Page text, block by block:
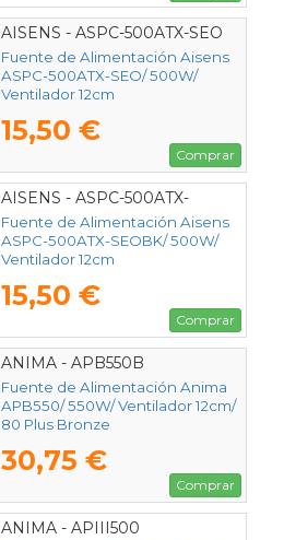
AISENS - ASPC-500ATX-SEO
Fuente de Alimentación Aisens
ASPC-500ATX-SEO/ 500W/
Ventilador 12cm
15,50 €
Comprar
AISENS - ASPC-500ATX-
SEOBK
Fuente de Alimentación Aisens
ASPC-500ATX-SEOBK/ 500W/
Ventilador 12cm
15,50 €
Comprar
ANIMA - APB550B
Fuente de Alimentación Anima
APB550/ 550W/ Ventilador 12cm/
80 Plus Bronze
30,75 €
Comprar
ANIMA - APIII500